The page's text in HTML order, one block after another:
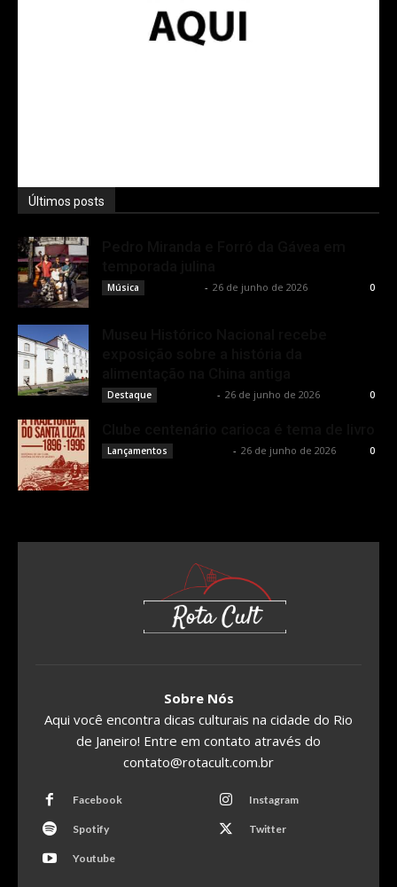
Últimos posts
Música - 26 de junho de 2026 0
Destaque - 26 de junho de 2026 0
Lançamentos - 26 de junho de 2026 0
Sobre Nós
Aqui você encontra dicas culturais na cidade do Rio
de Janeiro! Entre em contato através do
contato@rotacult.com.br
Facebook Instagram
Spotify Twitter
Youtube